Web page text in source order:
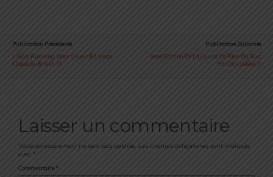
Publication Précédente
Gore Running Wear Courir En Mode
Classe So British !!!
Publication Suivante
2ème Edition De La Course De Rien Du Tout
Par Douzaleur
Laisser un commentaire
Votre adresse e-mail ne sera pas publiée. Les champs obligatoires sont indiqués
avec *
Commentaire *